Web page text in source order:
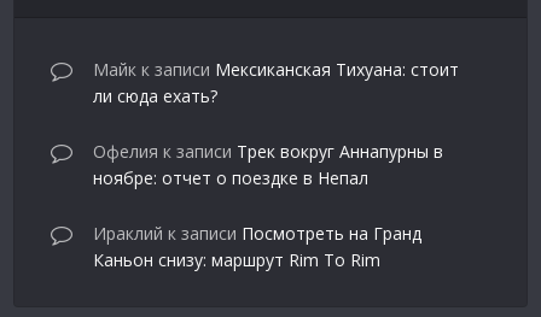
Майк к записи Мексиканская Тихуана: стоит
ли сюда ехать?
Офелия к записи Трек вокруг Аннапурны в
ноябре: отчет о поездке в Непал
Ираклий к записи Посмотреть на Гранд
Каньон снизу: маршрут Rim To Rim